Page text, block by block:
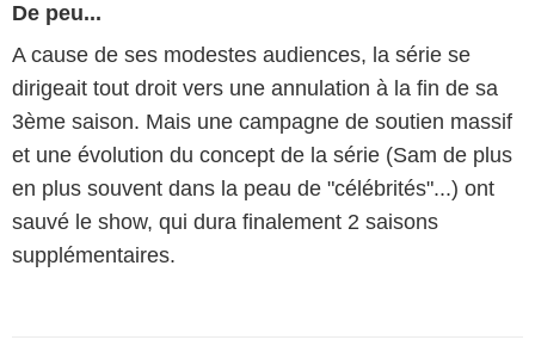
De peu...
A cause de ses modestes audiences, la série se
dirigeait tout droit vers une annulation à la fin de sa
3ème saison. Mais une campagne de soutien massif
et une évolution du concept de la série (Sam de plus
en plus souvent dans la peau de "célébrités"...) ont
sauvé le show, qui dura finalement 2 saisons
supplémentaires.